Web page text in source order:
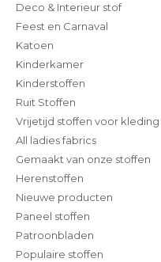
Deco & Interieur stof
Feest en Carnaval
Katoen
Kinderkamer
Kinderstoffen
Ruit Stoffen
Vrijetijd stoffen voor kleding
All ladies fabrics
Gemaakt van onze stoffen
Herenstoffen
Nieuwe producten
Paneel stoffen
Patroonbladen
Populaire stoffen